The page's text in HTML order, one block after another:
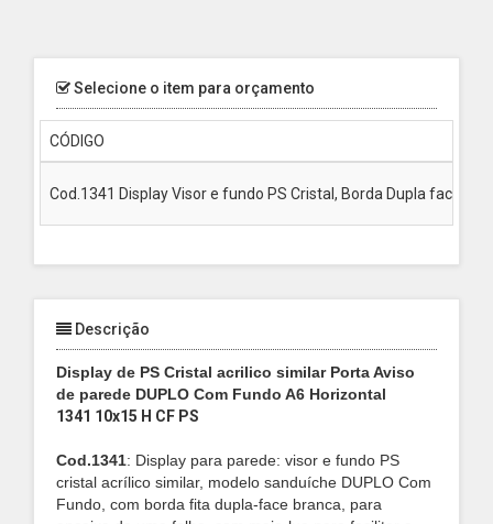
Selecione o item para orçamento
CÓDIGO
Cod.1341 Display Visor e fundo PS Cristal, Borda Dupla face
Descrição
Display de PS Cristal acrilico similar Porta Aviso
de parede DUPLO Com Fundo A6 Horizontal
1341 10x15 H CF PS
Cod.1341: Display para parede: visor e fundo PS
cristal acrílico similar, modelo sanduíche DUPLO Com
Fundo, com borda fita dupla-face branca, para